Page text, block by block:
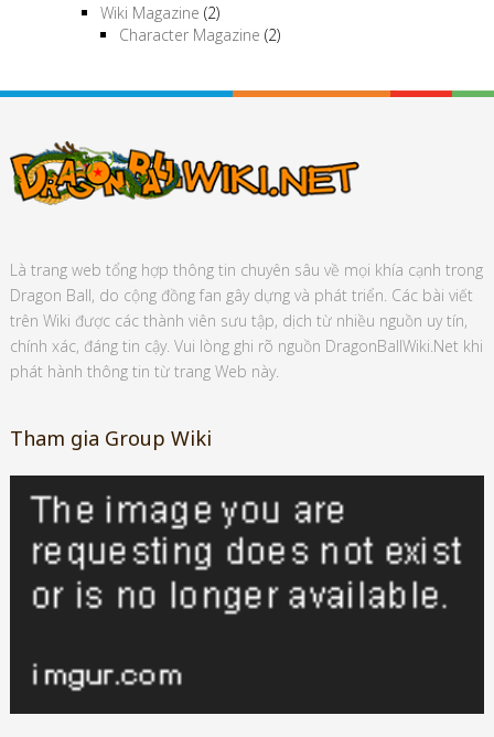
Wiki Magazine (2)
Character Magazine (2)
Là trang web tổng hợp thông tin chuyên sâu về mọi khía cạnh trong
Dragon Ball, do cộng đồng fan gây dựng và phát triển. Các bài viết
trên Wiki được các thành viên sưu tập, dịch từ nhiều nguồn uy tín,
chính xác, đáng tin cậy. Vui lòng ghi rõ nguồn DragonBallWiki.Net khi
phát hành thông tin từ trang Web này.
Tham gia Group Wiki